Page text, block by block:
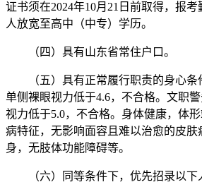
证书须在2024年10月21日前取得，报
人放宽至高中（中专）学历。
（四）具有山东省常住户口。
（五）具有正常履行职责的身心条
单侧裸眼视力低于4.6，不合格。文职
视力低于5.0，不合格。身体健康，体
病特征，无影响面容且难以治愈的皮
身，无肢体功能障碍等。
（六）同等条件下，优先招录以下